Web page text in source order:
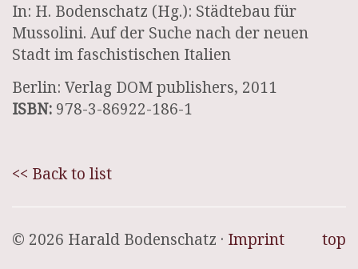
In: H. Bodenschatz (Hg.): Städtebau für
Mussolini. Auf der Suche nach der neuen
Stadt im faschistischen Italien
Berlin: Verlag DOM publishers, 2011
ISBN: 978-3-86922-186-1
<< Back to list
top
© 2026 Harald Bodenschatz · Imprint